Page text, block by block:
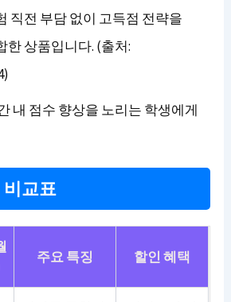
직전 부담 없이 고득점 전략을
한 상품입니다. (출처:
내 점수 향상을 노리는 학생에게
비교표
주요 특징 할인 혜택